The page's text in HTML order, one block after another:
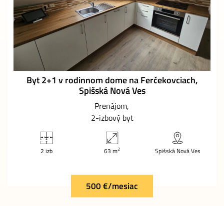
Byt 2+1 v rodinnom dome na Ferčekovciach,
Spišská Nová Ves
Prenájom
2-izbový byt
2 izb 63 m2 Spišská Nová Ves
500 €/mesiac